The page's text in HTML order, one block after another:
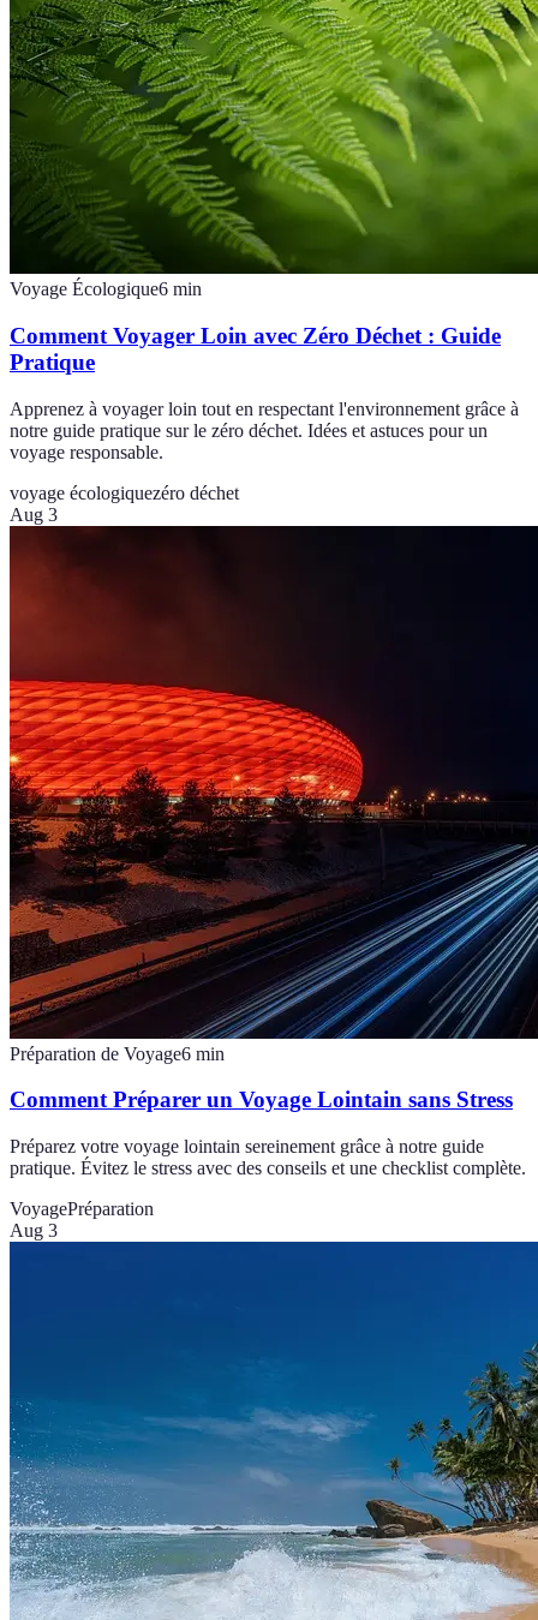
Voyage Écologique6 min
Comment Voyager Loin avec Zéro Déchet : Guide
Pratique
Apprenez à voyager loin tout en respectant l'environnement grâce à
notre guide pratique sur le zéro déchet. Idées et astuces pour un
voyage responsable.
voyage écologiquezéro déchet
Aug 3
Préparation de Voyage6 min
Comment Préparer un Voyage Lointain sans Stress
Préparez votre voyage lointain sereinement grâce à notre guide
pratique. Évitez le stress avec des conseils et une checklist complète.
VoyagePréparation
Aug 3